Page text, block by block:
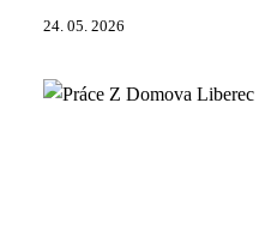
24. 05. 2026